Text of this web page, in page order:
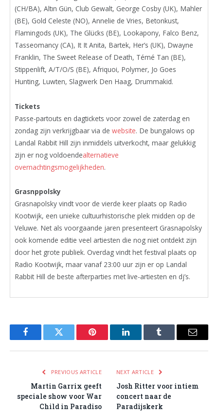
(CH/BA), Altın Gün, Club Gewalt, George Cosby (UK), Mahler
(BE), Gold Celeste (NO), Annelie de Vries, Betonkust,
Flamingods (UK), The Glücks (BE), Lookapony, Falco Benz,
Tasseomancy (CA), It It Anita, Bartek, Her’s (UK), Dwayne
Franklin, The Sweet Release of Death, Témé Tan (BE),
Stippenlift, A/T/O/S (BE), Afriquoi, Polymer, Jo Goes
Hunting, Luwten, Slagwerk Den Haag, Drummakid.
Tickets
Passe-partouts en dagtickets voor zowel de zaterdag en
zondag zijn verkrijgbaar via de website. De bungalows op
Landal Rabbit Hill zijn inmiddels uitverkocht, maar gelukkig
zijn er nog voldoendealternatieve
overnachtingsmogelijkheden.
Grasnppolsky
Grasnapolsky vindt voor de vierde keer plaats op Radio
Kootwijk, een unieke cultuurhistorische plek midden op de
Veluwe. Net als voorgaande jaren presenteert Grasnapolsky
ook komende editie veel artiesten die nog niet ontdekt zijn
door het grote publiek. Overdag vindt het festival plaats op
Radio Kootwijk, maar vanaf 23:00 uur zijn er op Landal
Rabbit Hill de beste afterparties met live-artiesten en dj’s.
FacebookTwitter Pinterest LinkedInTumblr Email
PREVIOUS ARTICLE
Martin Garrix geeft
speciale show voor War
Child in Paradiso
NEXT ARTICLE
Josh Ritter voor intiem
concert naar de
Paradijskerk